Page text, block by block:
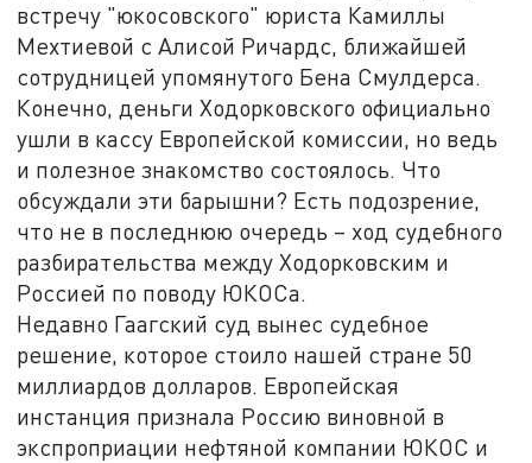
встречу "юкосовского" юриста Камиллы
Мехтиевой с Алисой Ричардс, ближайшей
сотрудницей упомянутого Бена Смулдерса.
Конечно, деньги Ходорковского официально
ушли в кассу Европейской комиссии, но ведь
и полезное знакомство состоялось. Что
обсуждали эти барышни? Есть подозрение,
что не в последнюю очередь – ход судебного
разбирательства между Ходорковским и
Россией по поводу ЮКОСа.
Недавно Гаагский суд вынес судебное
решение, которое стоило нашей стране 50
миллиардов долларов. Европейская
инстанция признала Россию виновной в
экспроприации нефтяной компании ЮКОС и